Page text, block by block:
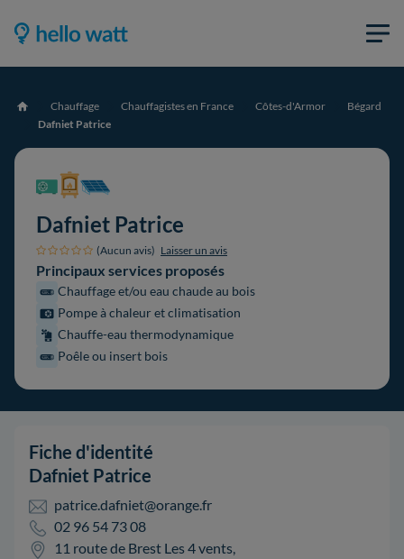
Accueil Chauffage Chauffagistes en France Côtes-d'Armor
Bégard
Dafniet Patrice
Dafniet Patrice
(Aucun avis) Laisser un avis
Principaux services proposés
Chauffage et/ou eau chaude au bois
Pompe à chaleur et climatisation
Chauffe-eau thermodynamique
Poêle ou insert bois
Fiche d'identité
Dafniet Patrice
patrice.dafniet@orange.fr
02 96 54 73 08
11 route de Brest Les 4 vents,